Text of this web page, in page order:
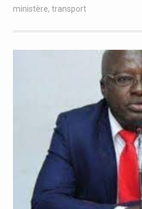
ministère, transport